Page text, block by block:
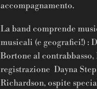
accompagnamento.
La band comprende
musicali (e geografici!) :
Bortone al
registrazione Dayna
Richardson, ospite